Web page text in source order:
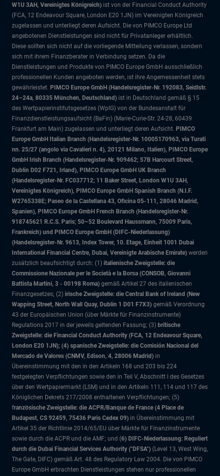
W1U 3AH, Vereinigtes Königreich) ist von der Financial Conduct Authority
(FCA, 12 Endeavour Square, London E20 1JN) im Vereinigten Königreich
zugelassen und unterliegt deren Aufsicht. Die von PIMCO Europe Ltd
angebotenen Dienstleistungen sind nicht für Privatanleger erhältlich.
Diese sollten sich nicht auf die vorliegende Mitteilung verlassen, sondern
sich mit ihrem Finanzberater in Verbindung setzen. Da die
Dienstleistungen und Produkte von PIMCO Europe GmbH ausschließlich
professionellen Kunden angeboten werden, ist ihre Angemessenheit stets
gewährleistet. PIMCO Europe GmbH (Handelsregister-Nr. 192083, Seidlstr.
24–24a, 80335 München, Deutschland) ist in Deutschland gemäß § 15
des Wertpapierinstitutsgesetzes (WpIG) von der Bundesanstalt für
Finanzdienstleistungsaufsicht (BaFin) (Marie-Curie-Str. 24-28, 60439
Frankfurt am Main) zugelassen und unterliegt deren Aufsicht. PIMCO
Europe GmbH Italian Branch (Handelsregister-Nr. 10005170963, via Turati
nn. 25/27 (angolo via Cavalieri n. 4), 20121 Milano, Italien), PIMCO Europe
GmbH Irish Branch (Handelsregister-Nr. 909462; 57B Harcourt Street,
Dublin D02 F721, Irland), PIMCO Europe GmbH UK Branch
(Handelsregister-Nr. FC037712; 11 Baker Street, London W1U 3AH,
Vereinigtes Königreich), PIMCO Europe GmbH Spanish Branch (N.I.F.
W2765338E; Paseo de la Castellana 43, Oficina 05-111, 28046 Madrid,
Spanien), PIMCO Europe GmbH French Branch (Handelsregister-Nr.
918745621 R.C.S. Paris; 50–52 Boulevard Haussmann, 75009 Paris,
Frankreich) und PIMCO Europe GmbH (DIFC-Niederlassung)
(Handelsregister-Nr. 9613, Index Tower, 10. Etage, Einheit 1001 Dubai
International Financial Centre, Dubai, Vereinigte Arabische Emirate) werden
zusätzlich beaufsichtigt durch: (1) italienische Zweigstelle: die
Commissione Nazionale per le Società e la Borsa (CONSOB, Giovanni
Battista Martini, 3 - 00198 Roma) gemäß Artikel 27 des italienischen
Finanzgesetzes; (2) irische Zweigstelle: die Central Bank of Ireland (New
Wapping Street, North Wall Quay, Dublin 1 D01 F7X3) gemäß Verordnung
43 der Europäischen Union (über Märkte für Finanzinstrumente)
Regulations 2017 in der jeweils geltenden Fassung; (3) britische
Zweigstelle: die Financial Conduct Authority (FCA, 12 Endeavour Square,
London E20 1JN); (4) spanische Zweigstelle: die Comisión Nacional del
Mercado de Valores (CNMV, Edison, 4, 28006 Madrid) in
Übereinstimmung mit den in den Artikeln 168 und 203 bis 224
festgelegten Verpflichtungen sowie den in Teil V, Abschnitt I des Gesetzes
über den Wertpapiermarkt (LSM) und in den Artikeln 111, 114 und 117 des
Königlichen Dekrets 217/2008 enthaltenen Verpflichtungen; (5)
französische Zweigstelle: die ACPR/Banque de France (4 Place de
Budapest, CS 92459, 75436 Paris Cedex 09) in Übereinstimmung mit
Artikel 35 der Richtlinie 2014/65/EU über Märkte für Finanzinstrumente
sowie durch die ACPR und die AMF; und (6) DIFC-Niederlassung: Reguliert
durch die Dubai Financial Services Authority ("DFSA") (Level 13, West Wing,
The Gate, DIFC) gemäß Art. 48 des Regulatory Law 2004. Die von PIMCO
Europe GmbH erbrachten Dienstleistungen stehen nur professionellen